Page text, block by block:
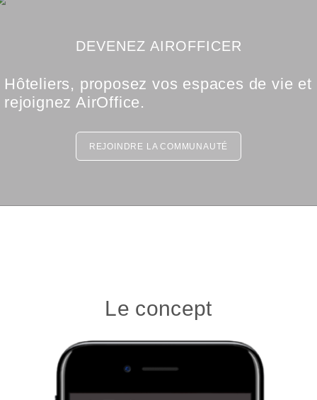
DEVENEZ AIROFFICER
Hôteliers, proposez vos espaces de vie et
rejoignez AirOffice.
REJOINDRE LA COMMUNAUTÉ
Le concept